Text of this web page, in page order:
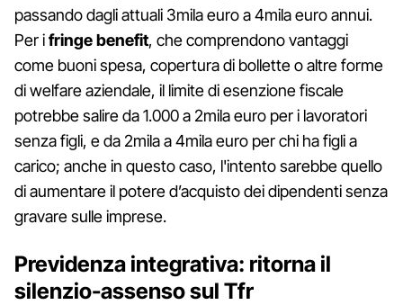
passando dagli attuali 3mila euro a 4mila euro annui.
Per ifringe benefit, che comprendono vantaggi
come buoni spesa, copertura di bollette o altre forme
di welfare aziendale, il limite di esenzione fiscale
potrebbe salire da 1.000 a 2mila euro per i lavoratori
senza figli, e da 2mila a 4mila euro per chi ha figli a
carico; anche in questo caso, l'intento sarebbe quello
di aumentare il potere d’acquisto dei dipendenti senza
gravare sulle imprese.
Previdenza integrativa: ritorna il
silenzio-assenso sul Tfr